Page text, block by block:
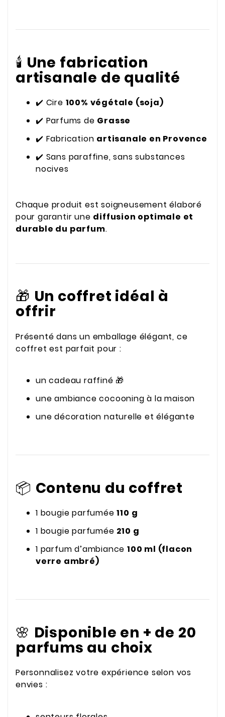
🕯️ Une fabrication
artisanale de qualité
✔️ Cire 100% végétale (soja)
✔️ Parfums de Grasse
✔️ Fabrication artisanale en Provence
✔️ Sans paraffine, sans substances
nocives
Chaque produit est soigneusement élaboré
pour garantir une diffusion optimale et
durable du parfum.
🎁 Un coffret idéal à
offrir
Présenté dans un emballage élégant, ce
coffret est parfait pour :
un cadeau raffiné 🎁
une ambiance cocooning à la maison
une décoration naturelle et élégante
📦 Contenu du coffret
1 bougie parfumée110 g
1 bougie parfumée 210 g
1 parfum d’ambiance 100 ml (flacon
verre ambré)
🌸 Disponible en + de 20
parfums au choix
Personnalisez votre expérience selon vos
envies :